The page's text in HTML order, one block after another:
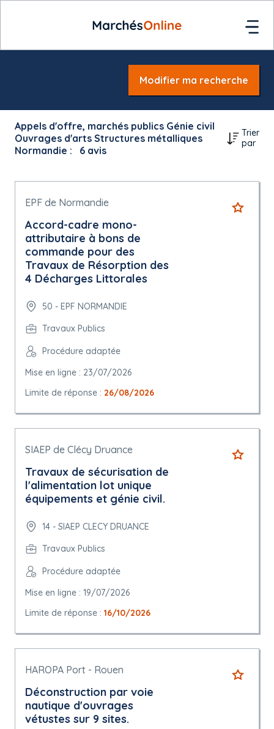
Modifier ma recherche
Appels d'offre, marchés publics Génie civil
Ouvrages d'arts Structures métalliques
Normandie :
6 avis
Trier
par
EPF de Normandie
Accord-cadre mono-
attributaire à bons de
commande pour des
Travaux de Résorption des
4 Décharges Littorales
50 - EPF NORMANDIE
Travaux Publics
Procédure adaptée
Mise en ligne : 23/07/2026
Limite de réponse : 26/08/2026
SIAEP de Clécy Druance
Travaux de sécurisation de
l'alimentation lot unique
équipements et génie civil.
14 - SIAEP CLECY DRUANCE
Travaux Publics
Procédure adaptée
Mise en ligne : 19/07/2026
Limite de réponse : 16/10/2026
HAROPA Port - Rouen
Déconstruction par voie
nautique d'ouvrages
vétustes sur 9 sites.